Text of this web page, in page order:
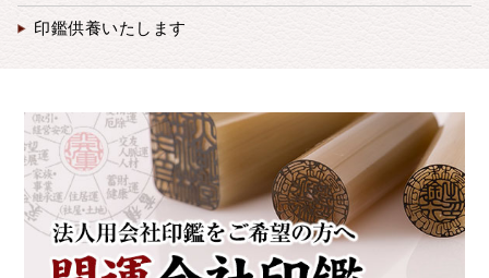
印鑑供養いたします